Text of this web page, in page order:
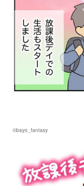
©bayo_fantasy